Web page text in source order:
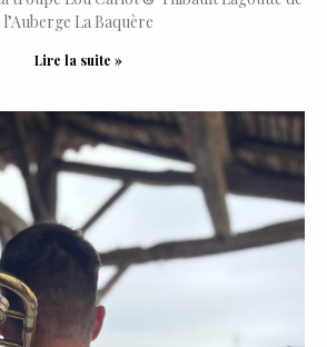
l’Auberge La Baquère
Lire la suite »